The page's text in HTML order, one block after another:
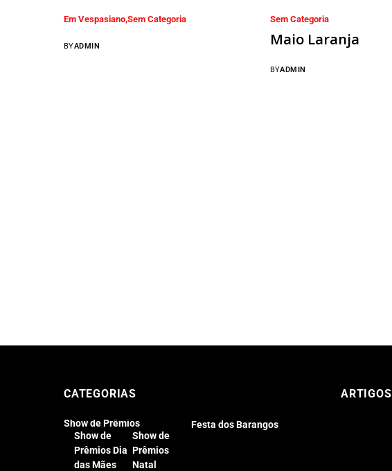
Em Vespasiano Sem Categoria
BYADMIN
Sem Categoria
Maio Laranja
BYADMIN
CATEGORIAS
Show de Prêmios
Show de
Prêmios Dia
das Mães
Show de
Prêmios
Natal
Festa dos Barangos
ARTIGOS